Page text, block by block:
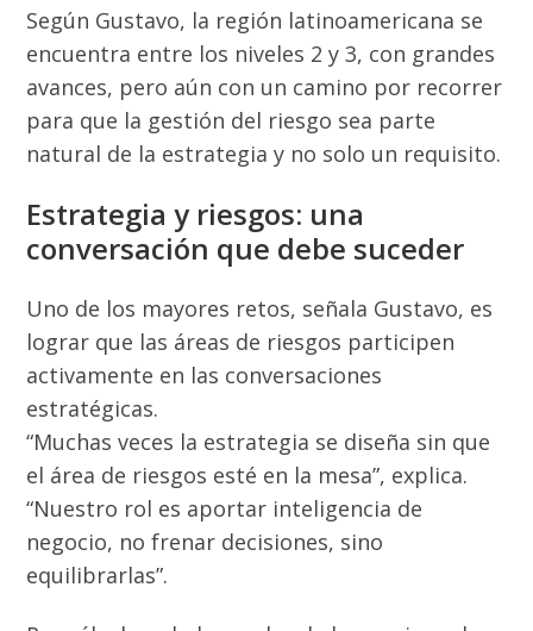
Según Gustavo, la región latinoamericana se
encuentra entre los niveles 2 y 3, con grandes
avances, pero aún con un camino por recorrer
para que la gestión del riesgo sea parte
natural de la estrategia y no solo un requisito.
Estrategia y riesgos: una
conversación que debe suceder
Uno de los mayores retos, señala Gustavo, es
lograr que las áreas de riesgos participen
activamente en las conversaciones
estratégicas.
“Muchas veces la estrategia se diseña sin que
el área de riesgos esté en la mesa”, explica.
“Nuestro rol es aportar inteligencia de
negocio, no frenar decisiones, sino
equilibrarlas”.